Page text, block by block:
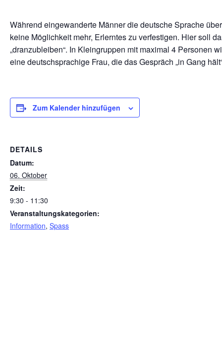
Während eingewanderte Männer die deutsche Sprache
keine Möglichkeit mehr, Erlerntes zu verfestigen. Hier soll
„dranzubleiben“. In Kleingruppen mit maximal 4 Personen
eine deutschsprachige Frau, die das Gespräch „in Gang
Zum Kalender hinzufügen
DETAILS
Datum:
06. Oktober
Zeit:
9:30 - 11:30
Veranstaltungskategorien:
Information, Spass